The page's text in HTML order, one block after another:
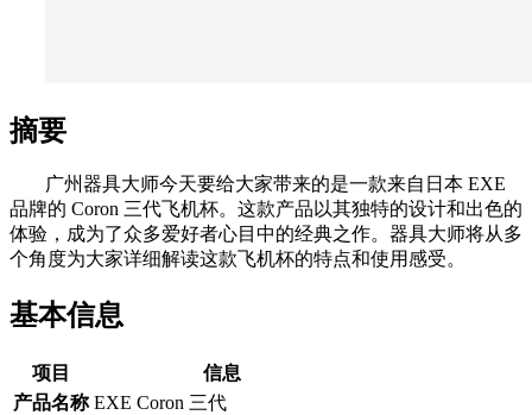
摘要
广州器具大师今天要给大家带来的是一款来自日本 EXE
品牌的 Coron 三代飞机杯。这款产品以其独特的设计和出色的
体验，成为了众多爱好者心目中的经典之作。器具大师将从多
个角度为大家详细解读这款飞机杯的特点和使用感受。
基本信息
项目
信息
产品名称 EXE Coron 三代